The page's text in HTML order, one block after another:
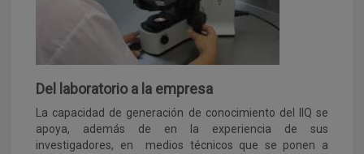
Del laboratorio a la empresa
La capacidad de generación de conocimiento del IIQ se
apoya, además de en la experiencia de sus
investigadores, en medios técnicos que se ponen a